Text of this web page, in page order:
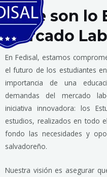
¿Que son lo
Mercado
En Fedisal, estamos
el futuro de los estudiantes
importancia de una
demandas del mercado
iniciativa innovadora: los
estudios, realizados en todo
fondo las necesidades y
salvadoreño.
Nuestra visión es asegurar